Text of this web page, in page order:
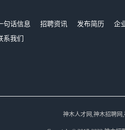
句话信息 招聘资讯 发布简历 企
系我们
神木人才网,神木招聘网